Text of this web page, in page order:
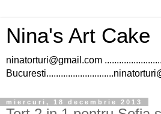
Nina's Art Cake
ninatorturi@gmail.com
miercuri, 18 decembrie 2013